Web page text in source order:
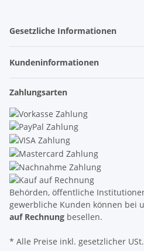
Gesetzliche Informationen
Kundeninformationen
Zahlungsarten
Behörden, öffentliche
gewerbliche Kunden können bei
auf Rechnung besellen.
* Alle Preise inkl. gesetzlicher